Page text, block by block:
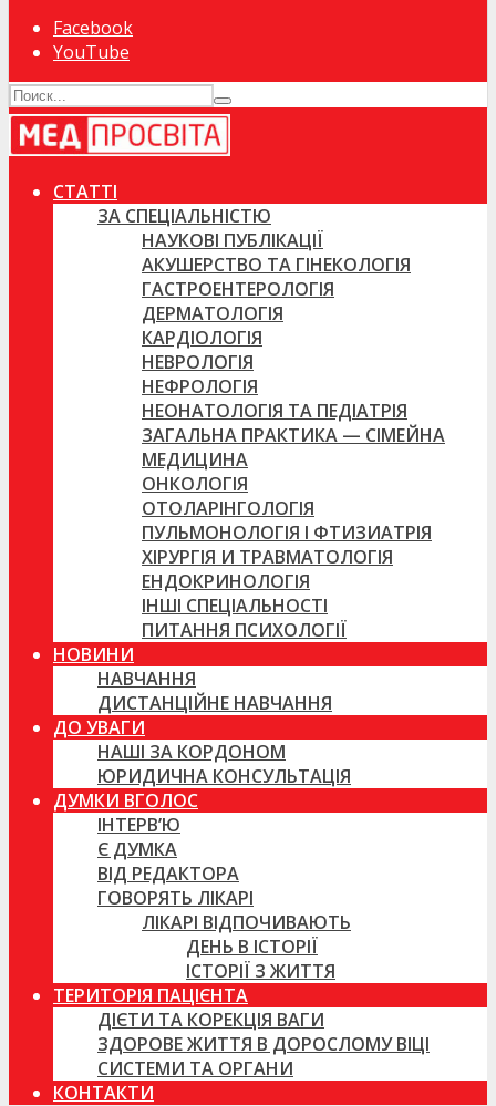
Facebook
YouTube
СТАТТІ
ЗА СПЕЦІАЛЬНІСТЮ
НАУКОВІ ПУБЛІКАЦІЇ
АКУШЕРСТВО ТА ГІНЕКОЛОГІЯ
ГАСТРОЕНТЕРОЛОГІЯ
ДЕРМАТОЛОГІЯ
КАРДІОЛОГІЯ
НЕВРОЛОГІЯ
НЕФРОЛОГІЯ
НЕОНАТОЛОГІЯ ТА ПЕДІАТРІЯ
ЗАГАЛЬНА ПРАКТИКА — СІМЕЙНА
МЕДИЦИНА
ОНКОЛОГІЯ
ОТОЛАРІНГОЛОГІЯ
ПУЛЬМОНОЛОГІЯ І ФТИЗИАТРІЯ
ХІРУРГІЯ И ТРАВМАТОЛОГІЯ
ЕНДОКРИНОЛОГІЯ
ІНШІ СПЕЦІАЛЬНОСТІ
ПИТАННЯ ПСИХОЛОГІЇ
НОВИНИ
НАВЧАННЯ
ДИСТАНЦІЙНЕ НАВЧАННЯ
ДО УВАГИ
НАШІ ЗА КОРДОНОМ
ЮРИДИЧНА КОНСУЛЬТАЦІЯ
ДУМКИ ВГОЛОС
ІНТЕРВ’Ю
Є ДУМКА
ВІД РЕДАКТОРА
ГОВОРЯТЬ ЛІКАРІ
ЛІКАРІ ВІДПОЧИВАЮТЬ
ДЕНЬ В ІСТОРІЇ
ІСТОРІЇ З ЖИТТЯ
ТЕРИТОРІЯ ПАЦІЄНТА
ДІЄТИ ТА КОРЕКЦІЯ ВАГИ
ЗДОРОВЕ ЖИТТЯ В ДОРОСЛОМУ ВІЦІ
СИСТЕМИ ТА ОРГАНИ
КОНТАКТИ